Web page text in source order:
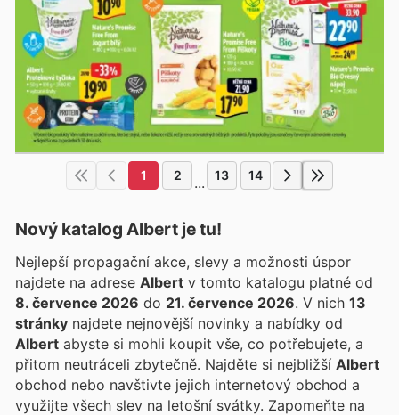
1 2 ... 13 14
Nový katalog Albert je tu!
Nejlepší propagační akce, slevy a možnosti úspor
najdete na adrese Albert v tomto katalogu platné od
8. července 2026 do 21. července 2026 . V nich 13
stránky najdete nejnovější novinky a nabídky od
Albert abyste si mohli koupit vše, co potřebujete, a
přitom neutráceli zbytečně. Najděte si nejbližší Albert
obchod nebo navštivte jejich internetový obchod a
využijte všech slev na letošní svátky. Zapomeňte na